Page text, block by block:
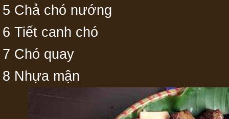
5 Chả chó nướng
6 Tiết canh chó
7 Chó quay
8 Nhựa mận